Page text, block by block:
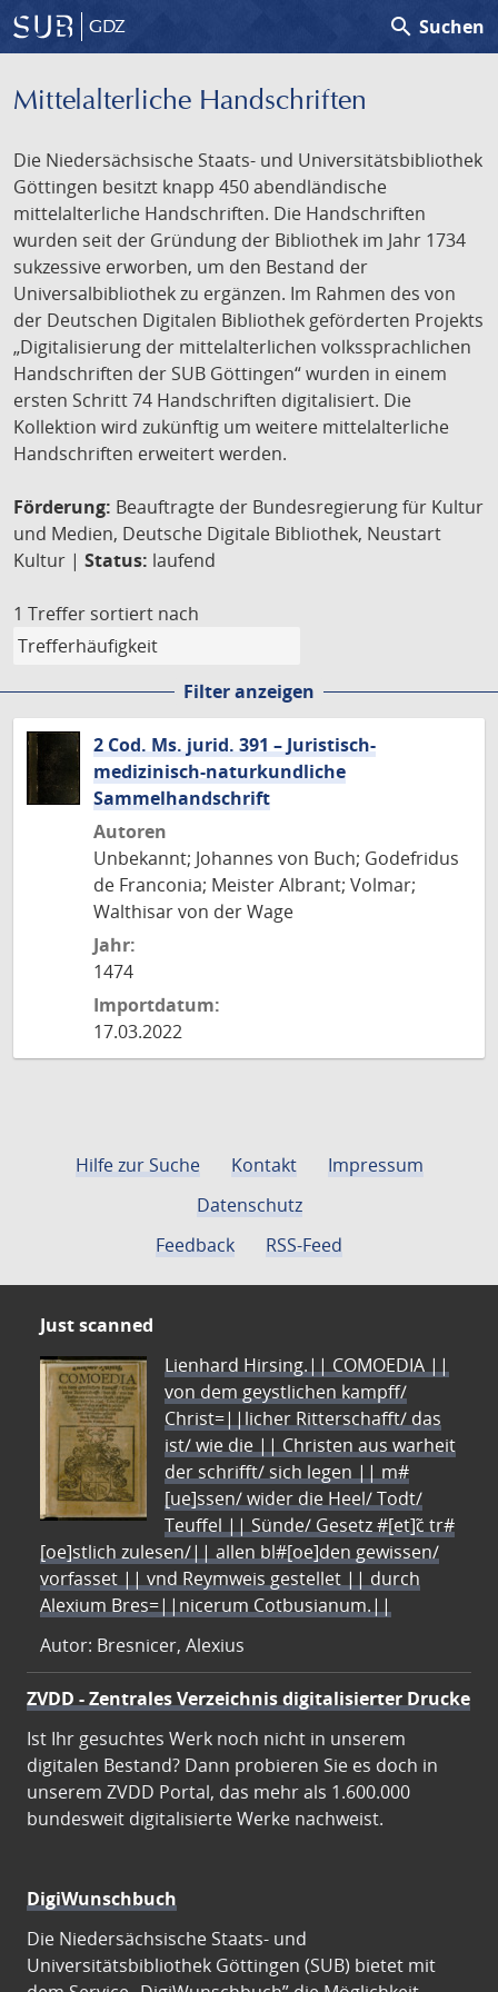
GDZ search Suchen
Mittelalterliche Handschriften
Die Niedersächsische Staats- und Universitätsbibliothek
Göttingen besitzt knapp 450 abendländische
mittelalterliche Handschriften. Die Handschriften
wurden seit der Gründung der Bibliothek im Jahr 1734
sukzessive erworben, um den Bestand der
Universalbibliothek zu ergänzen. Im Rahmen des von
der Deutschen Digitalen Bibliothek geförderten Projekts
„Digitalisierung der mittelalterlichen volkssprachlichen
Handschriften der SUB Göttingen“ wurden in einem
ersten Schritt 74 Handschriften digitalisiert. Die
Kollektion wird zukünftig um weitere mittelalterliche
Handschriften erweitert werden.
Förderung: Beauftragte der Bundesregierung für Kultur
und Medien, Deutsche Digitale Bibliothek, Neustart
Kultur | Status: laufend
1 Treffer sortiert nach
Filter anzeigen
2 Cod. Ms. jurid. 391 – Juristisch-
medizinisch-naturkundliche
Sammelhandschrift
Autoren
Unbekannt; Johannes von Buch; Godefridus
de Franconia; Meister Albrant; Volmar;
Walthisar von der Wage
Jahr:
1474
Importdatum:
17.03.2022
Hilfe zur Suche Kontakt
Impressum
Datenschutz
Feedback
RSS-Feed
Just scanned
Lienhard Hirsing.|| COMOEDIA ||
von dem geystlichen kampff/
Christ=||licher Ritterschafft/ das
ist/ wie die || Christen aus warheit
der schrifft/ sich legen || m#
[ue]ssen/ wider die Heel/ Todt/
Teuffel || Sünde/ Gesetz #[et]c̃ tr#
[oe]stlich zulesen/|| allen bl#[oe]den gewissen/
vorfasset || vnd Reymweis gestellet || durch
Alexium Bres=||nicerum Cotbusianum.||
Autor: Bresnicer, Alexius
ZVDD - Zentrales Verzeichnis digitalisierter Drucke
Ist Ihr gesuchtes Werk noch nicht in unserem
digitalen Bestand? Dann probieren Sie es doch in
unserem ZVDD Portal, das mehr als 1.600.000
bundesweit digitalisierte Werke nachweist.
DigiWunschbuch
Die Niedersächsische Staats- und
Universitätsbibliothek Göttingen (SUB) bietet mit